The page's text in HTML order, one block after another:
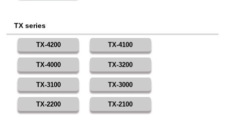
TX series
TX-4200 TX-4100
TX-4000 TX-3200
TX-3100 TX-3000
TX-2200 TX-2100